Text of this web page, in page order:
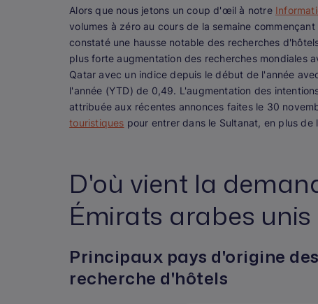
Alors que nous jetons un coup d'œil à notre
volumes à zéro au cours de la semaine
constaté une hausse notable des recherches
plus forte augmentation des recherches mondiales
Qatar avec un indice depuis le début de l'année
l'année (YTD) de 0,49. L'augmentation des
attribuée aux récentes annonces faites le 30
touristiques pour entrer dans le Sultanat, en plus de
D'où vient la
Émirats arabes unis
Principaux pays d'origine
recherche d'hôtels